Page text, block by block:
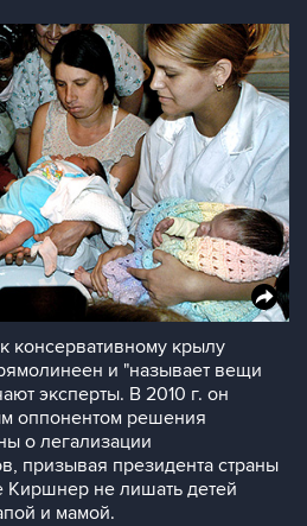
консервативному крылу
и "называет вещи
эксперты. В 2010 г. он
оппонентом решения
о легализации
призывая президента страны
Киршнер не лишать детей
и мамой.